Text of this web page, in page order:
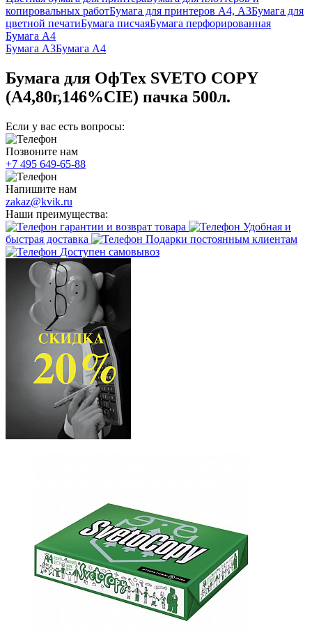
копировальных работБумага для принтеров А4, А3Бумага для
цветной печатиБумага писчаяБумага перфорированная
Бумага А4
Бумага А3Бумага А4
Бумага для ОфТех SVETO COPY
(А4,80г,146%CIE) пачка 500л.
Если у вас есть вопросы:
Позвоните нам
+7 495 649-65-88
Напишите нам
zakaz@kvik.ru
Наши преимущества:
гарантии и возврат товара
Удобная и
быстрая доставка
Подарки постоянным клиентам
Доступен самовывоз